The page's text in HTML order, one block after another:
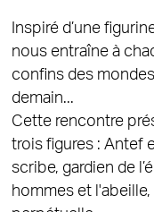
Inspiré d’une
nous entraîne à
confins des
demain...
Cette rencontre
trois figures : Antef
scribe, gardien de
hommes et